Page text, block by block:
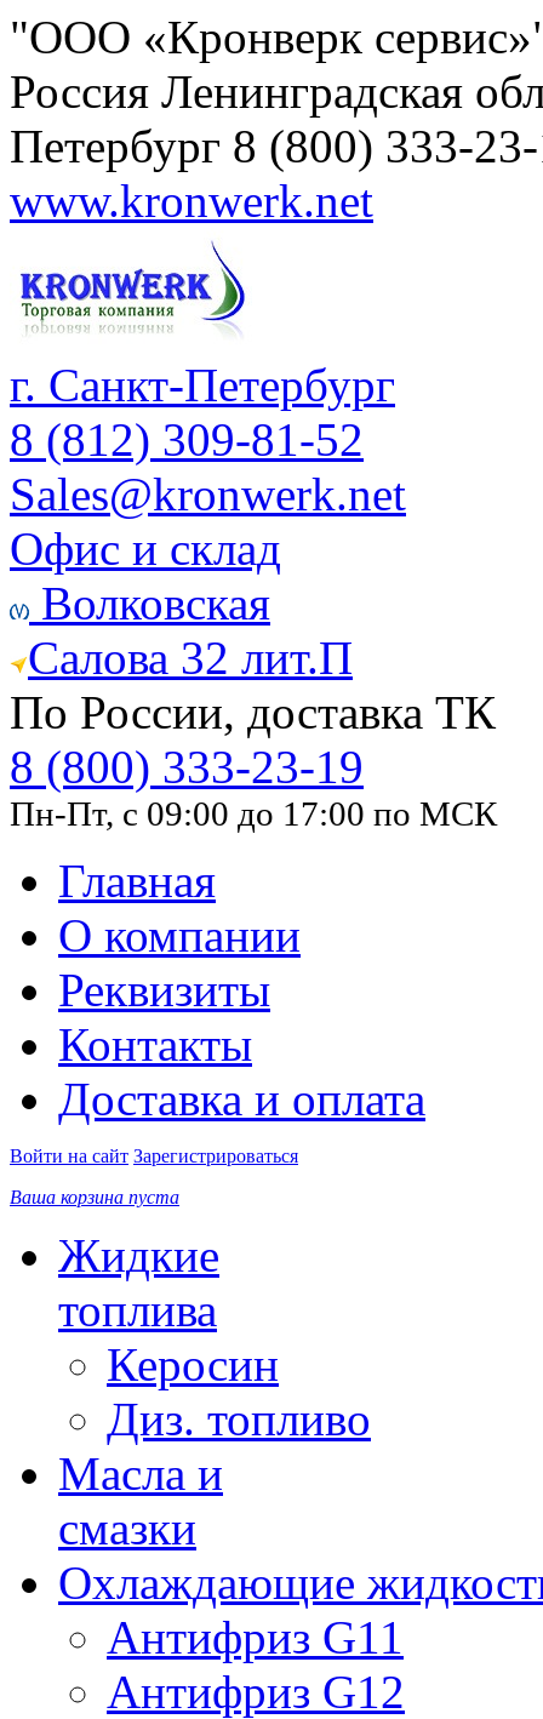
"ООО «Кронверк
Россия Ленинградская
Петербург 8 (800) 333-
www.kronwerk.net
г. Санкт-Петербург
8 (812) 309-81-52
Sales@kronwerk.net
Офис и склад
Волковская
Салова 32 лит.П
По России, доставка ТК
8 (800) 333-23-19
Пн-Пт, с 09:00 до 17:00 по МСК
Главная
О компании
Реквизиты
Контакты
Доставка и оплата
Войти на сайт Зарегистрироваться
Ваша корзина пуста
Жидкие
топлива
Керосин
Диз. топливо
Масла и
смазки
Охлаждающие
Антифриз G11
Антифриз G12